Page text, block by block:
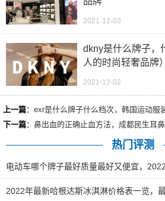
2021-12-03
dkny是什么牌子，
人的时尚轻奢品牌）
2021-12-02
上一篇： exr是什么牌子什么档次，韩国运动服装
下一篇： 鼻出血的正确止血方法，成都民生耳鼻
热门评测